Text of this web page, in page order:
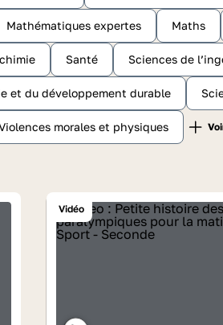
Mathématiques expertes Maths
Santé Sciences de
et du développement durable
morales et physiques
Vidéo